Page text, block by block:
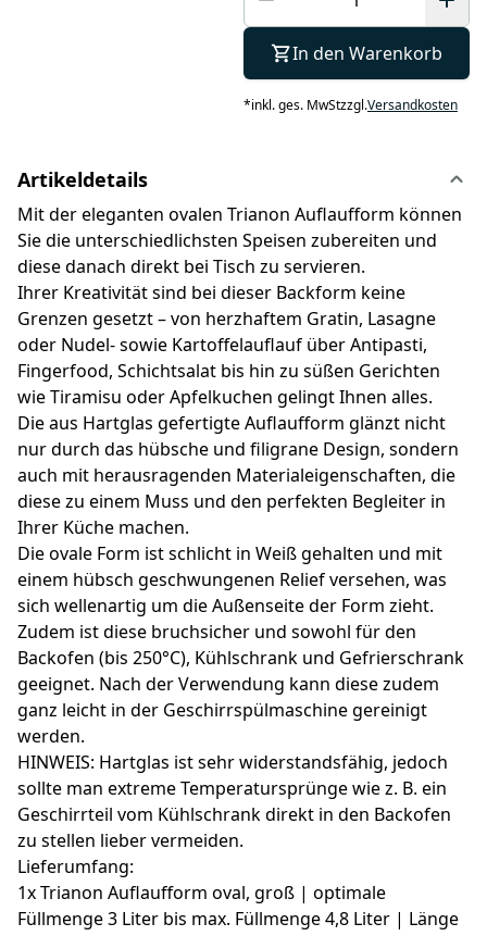
In den Warenkorb
*inkl. ges. MwStzzgl.Versandkosten
Artikeldetails
Mit der eleganten ovalen Trianon Auflaufform können
Sie die unterschiedlichsten Speisen zubereiten und
diese danach direkt bei Tisch zu servieren.
Ihrer Kreativität sind bei dieser Backform keine
Grenzen gesetzt – von herzhaftem Gratin, Lasagne
oder Nudel- sowie Kartoffelauflauf über Antipasti,
Fingerfood, Schichtsalat bis hin zu süßen Gerichten
wie Tiramisu oder Apfelkuchen gelingt Ihnen alles.
Die aus Hartglas gefertigte Auflaufform glänzt nicht
nur durch das hübsche und filigrane Design, sondern
auch mit herausragenden Materialeigenschaften, die
diese zu einem Muss und den perfekten Begleiter in
Ihrer Küche machen.
Die ovale Form ist schlicht in Weiß gehalten und mit
einem hübsch geschwungenen Relief versehen, was
sich wellenartig um die Außenseite der Form zieht.
Zudem ist diese bruchsicher und sowohl für den
Backofen (bis 250°C), Kühlschrank und Gefrierschrank
geeignet. Nach der Verwendung kann diese zudem
ganz leicht in der Geschirrspülmaschine gereinigt
werden.
HINWEIS: Hartglas ist sehr widerstandsfähig, jedoch
sollte man extreme Temperatursprünge wie z. B. ein
Geschirrteil vom Kühlschrank direkt in den Backofen
zu stellen lieber vermeiden.
Lieferumfang:
1x Trianon Auflaufform oval, groß | optimale
Füllmenge 3 Liter bis max. Füllmenge 4,8 Liter | Länge